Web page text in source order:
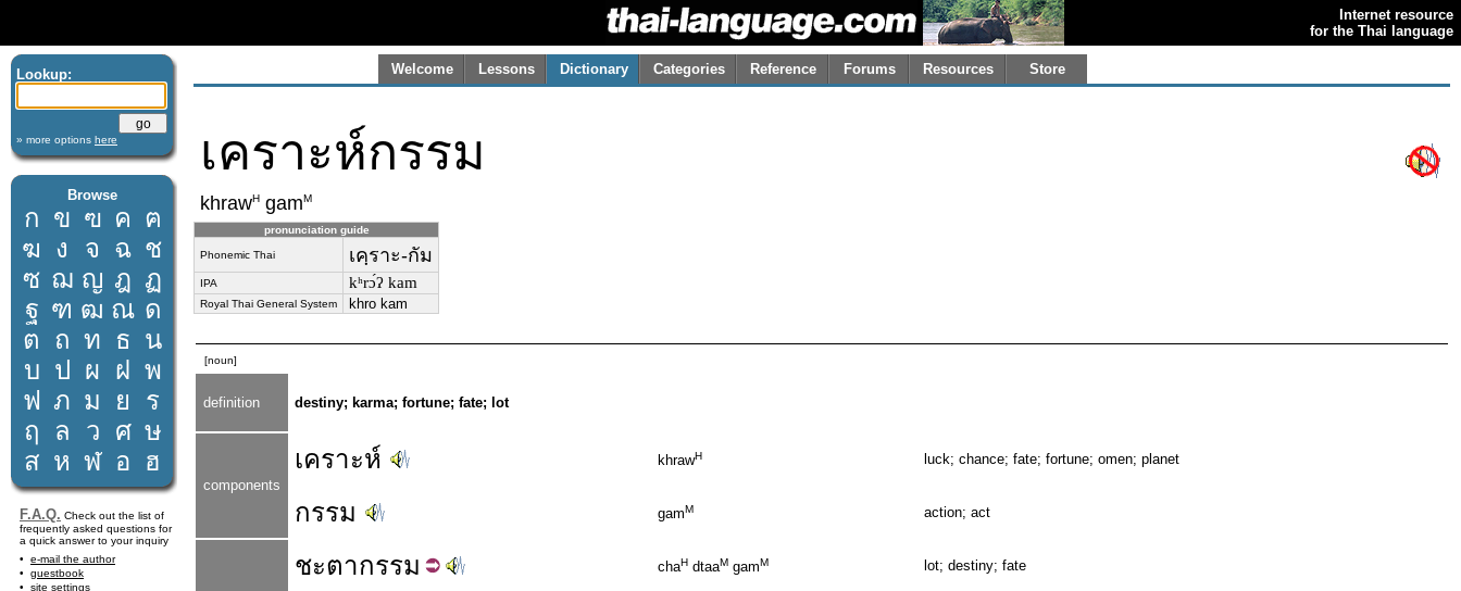
Internet resource
for the Thai language
Lookup:
» more options here
Browse
ก ข ฃ ค ฅ
ฆ ง จ ฉ ช
ซ ฌ ญ ฎ ฏ
ฐ ฑ ฒ ณ ด
ต ถ ท ธ น
บ ป ผ ฝ พ
ฟ ภ ม ย
ร
ฤ
ล ว ศ ษ
ส ห ฬ อ ฮ
F.A.Q. Check out the list of
frequently asked questions for
a quick answer to your inquiry
e-mail the author
guestbook
site settings
Welcome Lessons Dictionary Categories Reference Forums Resources Store
เคราะห์กรรม
khrawH gamM
pronunciation guide
Phonemic Thai เคฺราะ-กัม
IPA kʰrɔ́ʔ kam
Royal Thai General System khro kam
[noun]
definition destiny; karma; fortune; fate; lot
components
เคราะห์ khrawH luck; chance; fate; fortune; omen; planet
กรรม gamM action; act
ชะตากรรม chaH dtaaM gamM lot; destiny; fate